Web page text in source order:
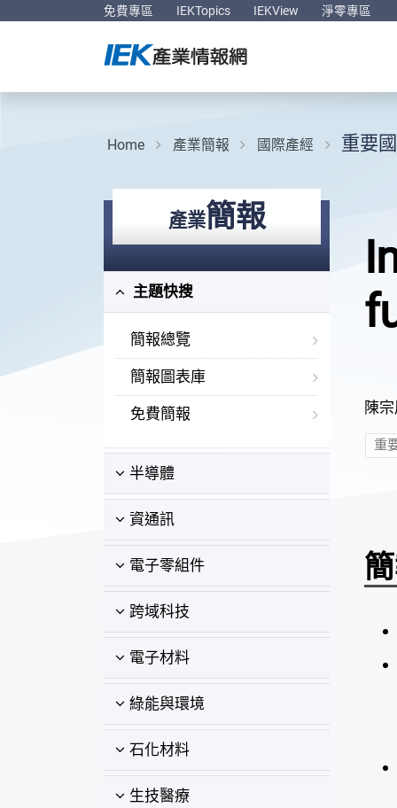
免費專區 IEKTopics IEKView 淨零專區
Home 產業簡報 國際產經 重要
產業簡報
主題快搜
簡報總覽
簡報圖表庫
免費簡報
半導體
資通訊
電子零組件
跨域科技
電子材料
綠能與環境
石化材料
生技醫療
陳
重